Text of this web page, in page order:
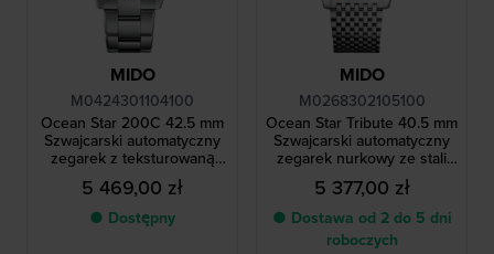
MIDO
M0424301104100
Ocean Star 200C 42.5 mm
Szwajcarski automatyczny
zegarek z teksturowaną
tarczą i ceramicznym
bezelem
5 469,00 zł
● Dostępny
MIDO
M0268302105100
Ocean Star Tribute 40.5 mm
Szwajcarski automatyczny
zegarek nurkowy ze stali
nierdzewnej z datownikiem
dziennym
5 377,00 zł
● Dostawa od 2 do 5 dni
roboczych